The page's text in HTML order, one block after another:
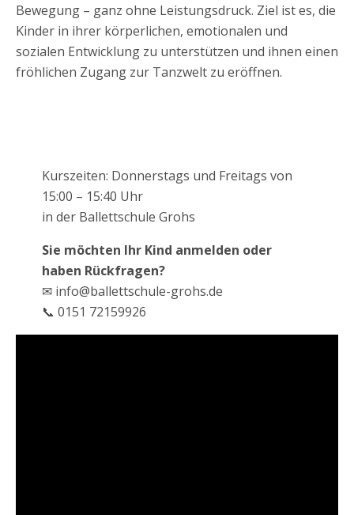
Bewegung – ganz ohne Leistungsdruck. Ziel ist es, die
Kinder in ihrer körperlichen, emotionalen und
sozialen Entwicklung zu unterstützen und ihnen einen
fröhlichen Zugang zur Tanzwelt zu eröffnen.
Kurszeiten: Donnerstags und Freitags von
15:00 – 15:40 Uhr
in der Ballettschule Grohs
Sie möchten Ihr Kind anmelden oder
haben Rückfragen?
✉ info@ballettschule-grohs.de
📞 0151 72159926